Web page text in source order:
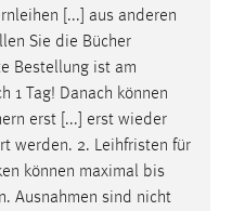
[...] aus anderen
Sie die Bücher
Bestellung ist am
1 Tag! Danach können
erst [...] erst wieder
werden. 2. Leihfristen für
können maximal bis
Ausnahmen sind nicht
Sprache der Website.